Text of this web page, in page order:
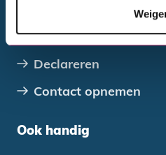
Wijziging doorgeven
Betalen en aflossen
Declareren
Contact opnemen
Ook handig